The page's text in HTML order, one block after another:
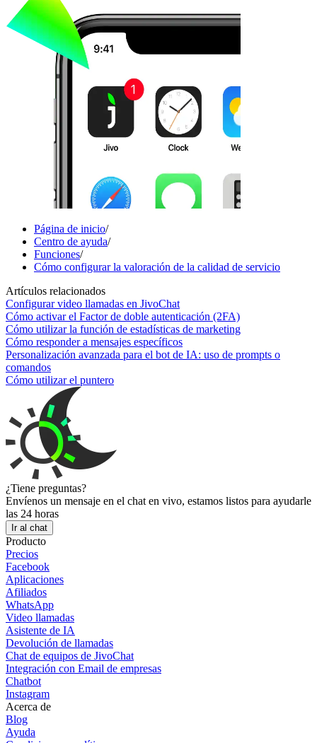
Página de inicio/
Centro de ayuda/
Funciones/
Cómo configurar la valoración de la calidad de servicio
Artículos relacionados
Configurar video llamadas en JivoChat
Cómo activar el Factor de doble autenticación (2FA)
Cómo utilizar la función de estadísticas de marketing
Cómo responder a mensajes específicos
Personalización avanzada para el bot de IA: uso de prompts o
comandos
Cómo utilizar el puntero
¿Tiene preguntas?
Envíenos un mensaje en el chat en vivo, estamos listos para ayudarle
las 24 horas
Ir al chat
Producto
Precios
Facebook
Aplicaciones
Afiliados
WhatsApp
Video llamadas
Asistente de IA
Devolución de llamadas
Chat de equipos de JivoChat
Integración con Email de empresas
Chatbot
Instagram
Acerca de
Blog
Ayuda